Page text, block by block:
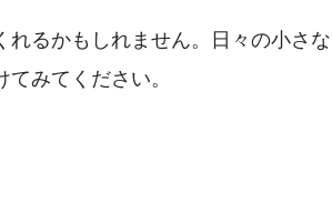
れるかもしれません。日々の小さな
みてください。